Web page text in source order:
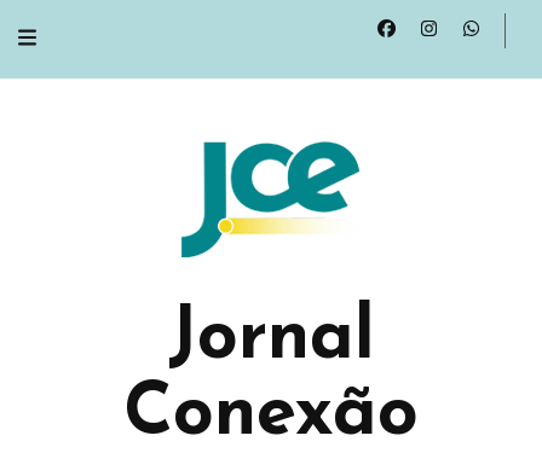
Jornal
Conexão